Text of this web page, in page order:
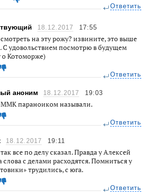
Ответить
18.12.2017 17:55
на эту рожу? извините, это выше
С удовольствием посмотрю в будущем
о Котоморже)
Ответить
аноним 18.12.2017 19:03
параноиком называли.
Ответить
18.12.2017 19:11
все по делу сказал. Правда у Алексей
с делами расходятся. Помниться у
трудились, с юга.
Ответить